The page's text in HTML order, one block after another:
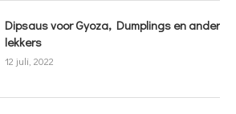
Dipsaus voor Gyoza, Dumplings en ander
lekkers
12 juli, 2022